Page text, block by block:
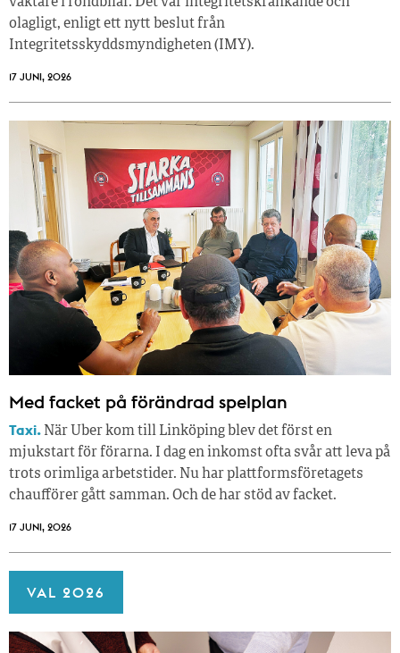
olagligt, enligt ett nytt beslut från
Integritetsskyddsmyndigheten (IMY).
17 JUNI, 2026
Med facket på förändrad spelplan
Taxi. När Uber kom till Linköping blev det först en
mjukstart för förarna. I dag en inkomst ofta svår att leva på
trots orimliga arbetstider. Nu har plattformsföretagets
chaufförer gått samman. Och de har stöd av facket.
17 JUNI, 2026
VAL 2026